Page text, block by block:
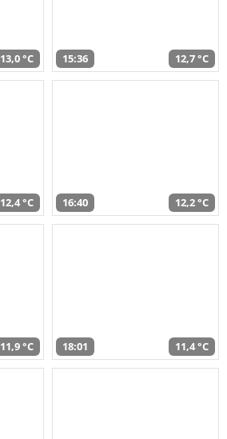
13,0 °C 15:36 12,7 °C
12,4 °C 16:40 12,2 °C
11,9 °C 18:01 11,4 °C